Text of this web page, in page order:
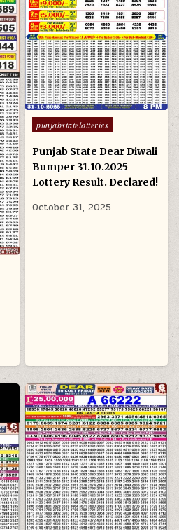
Posted
punjabstatelotteries
Punjab State Dear Diwali
Bumper 31.10.2025
Lottery Result. Declared!
October 31, 2025